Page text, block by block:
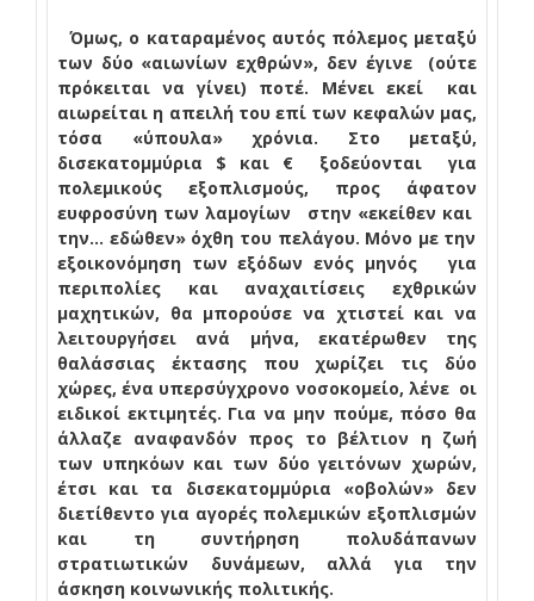
Όμως, ο καταραμένος αυτός πόλεμος μεταξύ
των δύο «αιωνίων εχθρών», δεν έγινε
(ούτε
πρόκειται να γίνει) ποτέ. Μένει εκεί
και
αιωρείται η απειλή του επί των κεφαλών μας,
τόσα «ύπουλα» χρόνια. Στο μεταξύ,
δισεκατομμύρια $ και €
ξοδεύονται
για
πολεμικούς εξοπλισμούς, προς άφατον
ευφροσύνη των λαμογίων
στην «εκείθεν και
την… εδώθεν» όχθη του πελάγου. Μόνο με την
εξοικονόμηση των εξόδων ενός μηνός
για
περιπολίες και αναχαιτίσεις εχθρικών
μαχητικών, θα μπορούσε να χτιστεί και να
λειτουργήσει ανά μήνα, εκατέρωθεν της
θαλάσσιας έκτασης που χωρίζει τις δύο
χώρες, ένα υπερσύγχρονο νοσοκομείο, λένε οι
ειδικοί εκτιμητές. Για να μην πούμε, πόσο θα
άλλαζε αναφανδόν προς το βέλτιον η ζωή
των υπηκόων και των δύο γειτόνων χωρών,
έτσι και τα δισεκατομμύρια «οβολών» δεν
διετίθεντο για αγορές πολεμικών εξοπλισμών
και τη συντήρηση πολυδάπανων
στρατιωτικών δυνάμεων, αλλά για την
άσκηση κοινωνικής πολιτικής.